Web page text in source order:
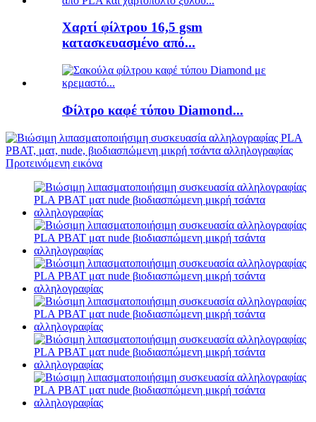
Χαρτί φίλτρου 16,5 gsm
κατασκευασμένο από...
Φίλτρο καφέ τύπου Diamond...